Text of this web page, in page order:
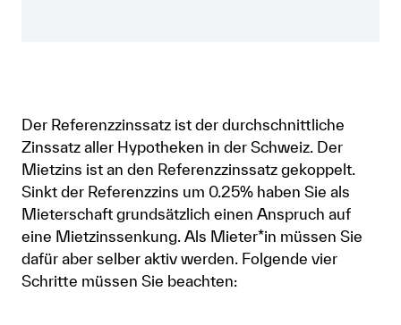
Der Referenzzinssatz ist der durchschnittliche
Zinssatz aller Hypotheken in der Schweiz. Der
Mietzins ist an den Referenzzinssatz gekoppelt.
Sinkt der Referenzzins um 0.25% haben Sie als
Mieterschaft grundsätzlich einen Anspruch auf
eine Mietzinssenkung. Als Mieter*in müssen Sie
dafür aber selber aktiv werden. Folgende vier
Schritte müssen Sie beachten: